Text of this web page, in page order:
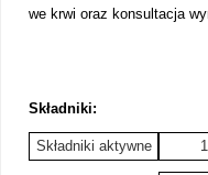
we krwi oraz konsultacja
Składniki:
Składniki aktywne